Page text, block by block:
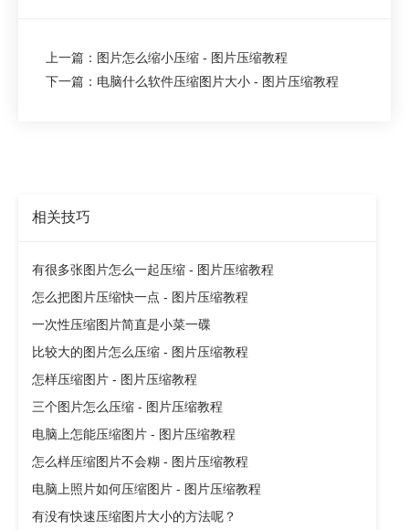
上一篇：图片怎么缩小压缩 - 图片压缩教程
下一篇：电脑什么软件压缩图片大小 - 图片压缩教程
相关技巧
有很多张图片怎么一起压缩 - 图片压缩教程
怎么把图片压缩快一点 - 图片压缩教程
一次性压缩图片简直是小菜一碟
比较大的图片怎么压缩 - 图片压缩教程
怎样压缩图片 - 图片压缩教程
三个图片怎么压缩 - 图片压缩教程
电脑上怎能压缩图片 - 图片压缩教程
怎么样压缩图片不会糊 - 图片压缩教程
电脑上照片如何压缩图片 - 图片压缩教程
有没有快速压缩图片大小的方法呢？